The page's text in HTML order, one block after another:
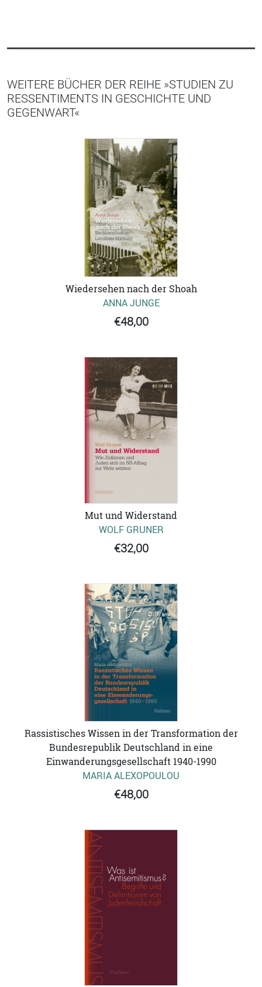
WEITERE BÜCHER DER REIHE »STUDIEN ZU
RESSENTIMENTS IN GESCHICHTE UND
GEGENWART«
Wiedersehen nach der Shoah
ANNA JUNGE
€48,00
Mut und Widerstand
WOLF GRUNER
€32,00
Rassistisches Wissen in der Transformation der
Bundesrepublik Deutschland in eine
Einwanderungsgesellschaft 1940-1990
MARIA ALEXOPOULOU
€48,00